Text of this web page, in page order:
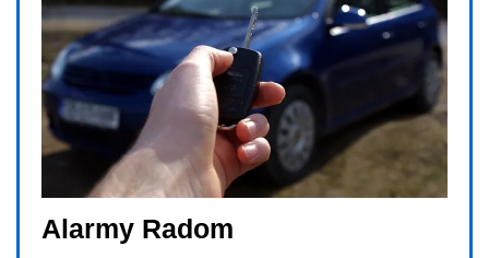
Alarmy Radom